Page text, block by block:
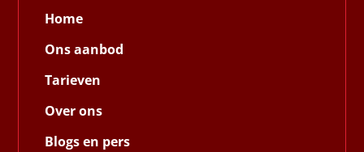
Home
Ons aanbod
Tarieven
Over ons
Blogs en pers